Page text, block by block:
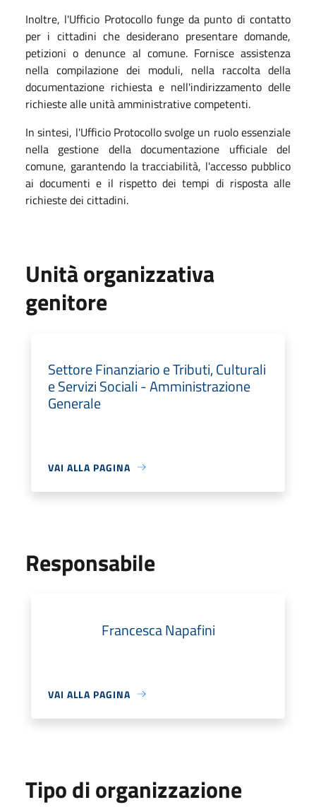
Inoltre, l'Ufficio Protocollo funge da punto di contatto
per i cittadini che desiderano presentare domande,
petizioni o denunce al comune. Fornisce assistenza
nella compilazione dei moduli, nella raccolta della
documentazione richiesta e nell'indirizzamento delle
richieste alle unità amministrative competenti.
In sintesi, l'Ufficio Protocollo svolge un ruolo essenziale
nella gestione della documentazione ufficiale del
comune, garantendo la tracciabilità, l'accesso pubblico
ai documenti e il rispetto dei tempi di risposta alle
richieste dei cittadini.
Unità organizzativa
genitore
Settore Finanziario e Tributi, Culturali
e Servizi Sociali - Amministrazione
Generale
VAI ALLA PAGINA
Responsabile
Francesca Napafini
VAI ALLA PAGINA
Tipo di organizzazione